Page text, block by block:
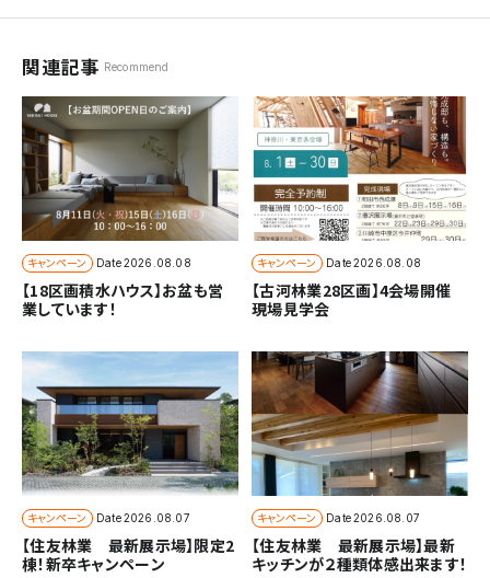
関連記事 Recommend
キャンペーン Date2026.08.08
【18区画積水ハウス】お盆も営
業しています！
キャンペーン Date2026.08.08
【古河林業28区画】4会場開催
現場見学会
キャンペーン Date2026.08.07
【住友林業 最新展示場】限定2
棟！新卒キャンペーン
キャンペーン Date2026.08.07
【住友林業 最新展示場】最新
キッチンが２種類体感出来ます！